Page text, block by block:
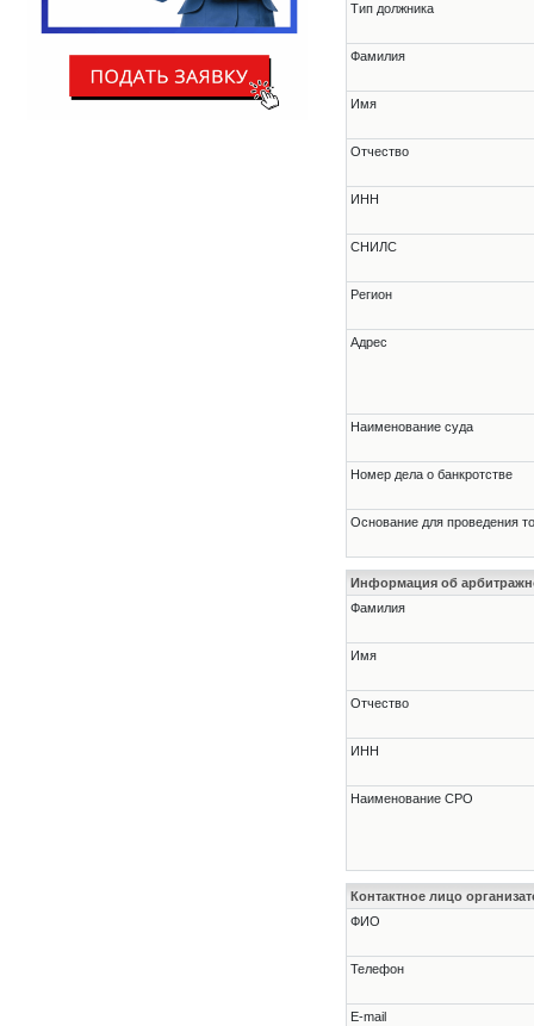
Тип должника
Фамилия
Имя
Отчество
ИНН
СНИЛС
Регион
Адрес
Наименование суда
Номер дела о банкротстве
Основание для проведения
Информация об
Фамилия
Имя
Отчество
ИНН
Наименование СРО
Контактное лицо
ФИО
Телефон
E-mail